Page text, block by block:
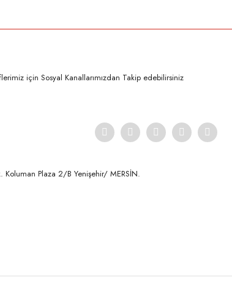
bilgiler bulunuyor.
bulunuyor.
için Sosyal Kanallarımızdan Takip edebilirsiniz
ㅤㅤㅤㅤㅤㅤㅤㅤㅤㅤㅤㅤㅤㅤㅤㅤㅤㅤㅤㅤㅤㅤㅤㅤㅤㅤㅤㅤㅤㅤㅤㅤㅤㅤㅤ ㅤㅤㅤㅤㅤㅤㅤㅤㅤㅤ